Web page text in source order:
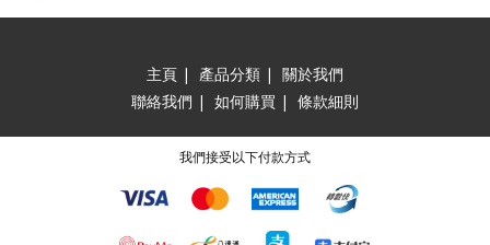
主頁 | 產品分類 | 關於我們
聯絡我們 | 如何購買 | 條款細則
我們接受以下付款方式